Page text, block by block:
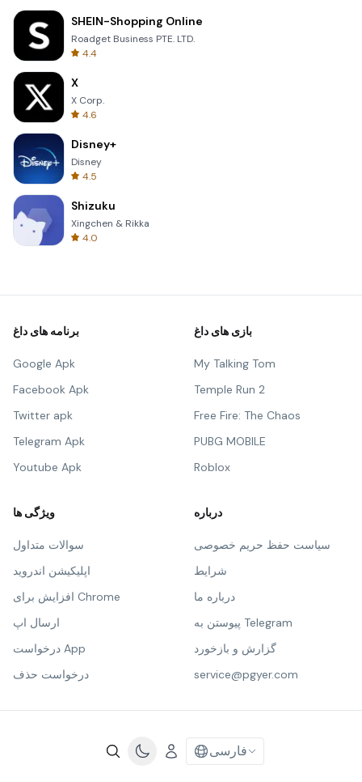
SHEIN-Shopping Online
Roadget Business PTE. LTD.
4.4
X
X Corp.
4.6
Disney+
Disney
4.5
Shizuku
Xingchen & Rikka
4.0
برنامه های داغ
Google Apk
Facebook Apk
Twitter apk
Telegram Apk
Youtube Apk
بازی های داغ
My Talking Tom
Temple Run 2
Free Fire: The Chaos
PUBG MOBILE
Roblox
ویژگی ها
سوالات متداول
اپلیکیشن اندروید
افزایش برای Chrome
ارسال اپ
درخواست App
درخواست حذف
درباره
سیاست حفظ حریم خصوصی
شرایط
درباره ما
پیوستن به Telegram
گزارش و بازخورد
service@pgyer.com
فارسی